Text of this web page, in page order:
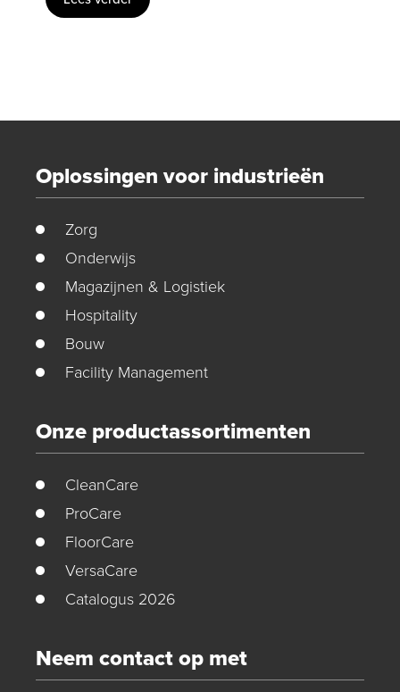
Oplossingen voor industrieën
Zorg
Onderwijs
Magazijnen & Logistiek
Hospitality
Bouw
Facility Management
Onze productassortimenten
CleanCare
ProCare
FloorCare
VersaCare
Catalogus 2026
Neem contact op met